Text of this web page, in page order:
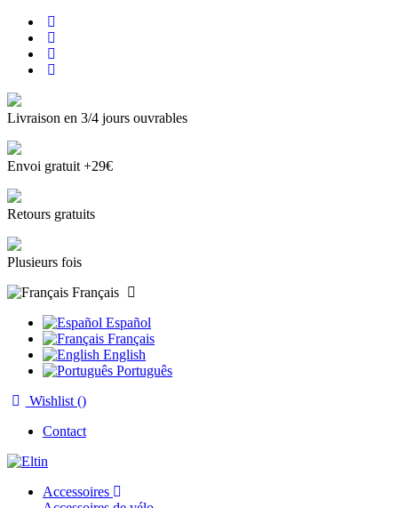
Livraison en 3/4 jours ouvrables
Envoi gratuit +29€
Retours gratuits
Plusieurs fois
Français
Español
Français
English
Português
Wishlist ()
Contact
Accessoires